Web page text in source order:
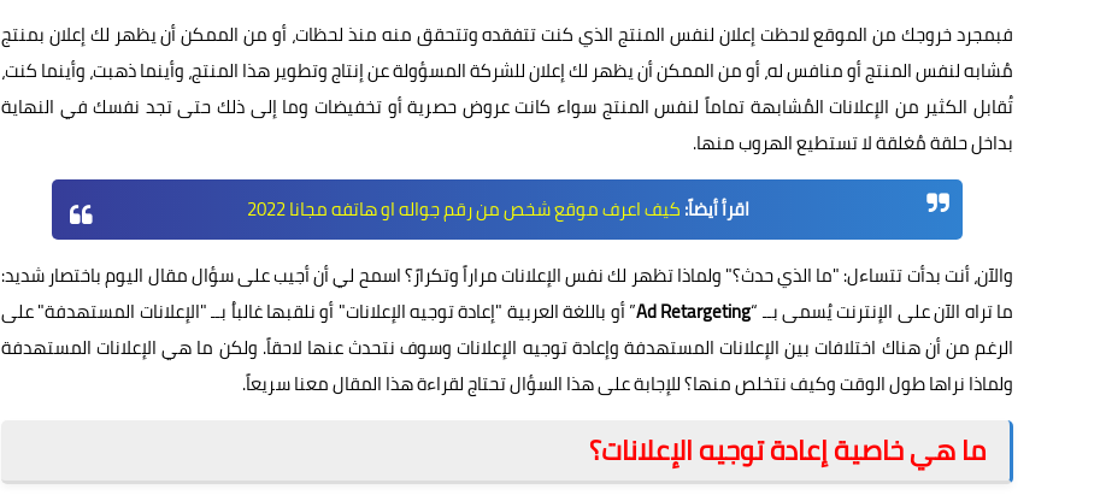
فبمجرد خروجك من الموقع لاحظت إعلان لنفس المنتج الذي كنت تتفقده وتتحقق منه منذ لحظات، أو من الممكن أن يظهر لك إعلان بمنتج
مُشابه لنفس المنتج أو منافس له، أو من الممكن أن يظهر لك إعلان للشركة المسؤولة عن إنتاج وتطوير هذا المنتج، وأينما ذهبت، وأينما كنت،
تُقابل الكثير من الإعلانات المُشابهة تماماً لنفس المنتج سواء كانت عروض حصرية أو تخفيضات وما إلى ذلك حتى تجد نفسك في النهاية
بداخل حلقة مُغلقة لا تستطيع الهروب منها.
اقرأ أيضاً:كيف اعرف موقع شخص من رقم جواله او هاتفه مجانا 2022
والآن، أنت بدأت تتساءل: "ما الذي حدث؟" ولماذا تظهر لك نفس الإعلانات مراراً وتكرارً؟ اسمح لي أن أجيب على سؤال مقال اليوم باختصار شديد:
ما تراه الآن على الإنترنت يُسمى بــ “Ad Retargeting” أو باللغة العربية "إعادة توجيه الإعلانات" أو نلقبها غالباُ بــ "الإعلانات المستهدفة" على
الرغم من أن هناك اختلافات بين الإعلانات المستهدفة وإعادة توجيه الإعلانات وسوف نتحدث عنها لاحقاً. ولكن ما هي الإعلانات المستهدفة
ولماذا نراها طول الوقت وكيف نتخلص منها؟ للإجابة على هذا السؤال تحتاج لقراءة هذا المقال معنا سريعاً.
ما هي خاصية إعادة توجيه الإعلانات؟